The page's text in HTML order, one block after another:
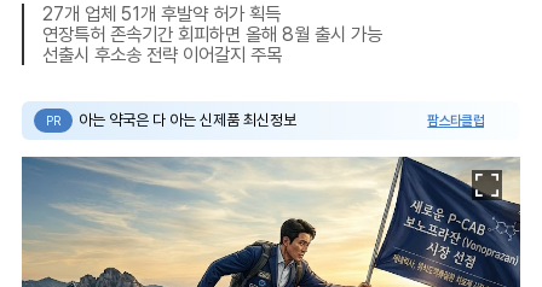
27개 업체 51개 후발약 허가 획득
연장특허 존속기간 회피하면 올해 8월 출시 가능
선출시 후소송 전략 이어갈지 주목
PR 아는 약국은 다 아는 신제품 최신정보 팜스타클럽